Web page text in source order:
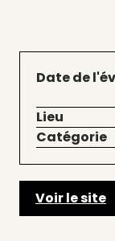
Date de
Lieu
Catégorie
Voir le site